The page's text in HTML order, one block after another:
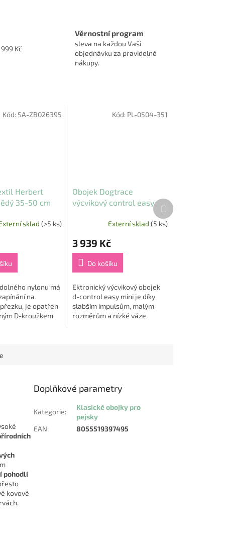
Kč
Věrnostní program
sleva na každou Vaši
objednávku za pravidelné
nákupy.
Herbert
35-50 cm
sklad(>5 ks)
nylonu má
na
je opatřen
D-kroužkem
Kód:SA-ZB026395
Obojek Dogtrace
výcvikový control easy
Externí sklad (5 ks)
3 939 Kč
Do košíku
Ektronický výcvikový obojek
d-control easy mini je díky
slabším impulsům, malým
rozměrům a nízké váze
Kód: PL-0504-351
Další
produkt
pohodlí
kovové
Doplňkové parametry
Kategorie:
Klasické obojky pro
pejsky
EAN: 8055519397495